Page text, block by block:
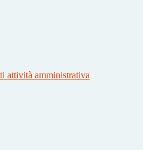
attività amministrativa